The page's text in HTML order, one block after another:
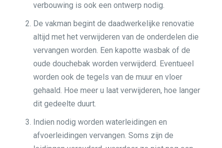
verbouwing is ook een ontwerp nodig.
De vakman begint de daadwerkelijke renovatie
altijd met het verwijderen van de onderdelen die
vervangen worden. Een kapotte wasbak of de
oude douchebak worden verwijderd. Eventueel
worden ook de tegels van de muur en vloer
gehaald. Hoe meer u laat verwijderen, hoe langer
dit gedeelte duurt.
Indien nodig worden waterleidingen en
afvoerleidingen vervangen. Soms zijn de